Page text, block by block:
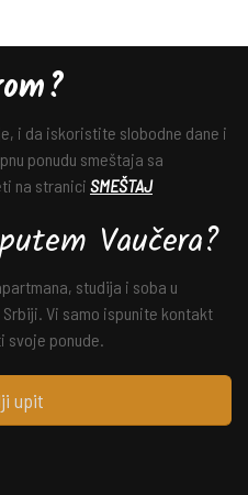
i da iskoristite slobodne dane i
ponudu smeštaja sa
na stranici SMEŠTAJ
Vaučera?
studija i soba u
Vi samo ispunite kontakt
ponude.
upit